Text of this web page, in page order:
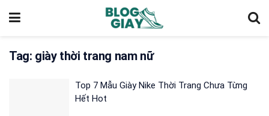
Tag: giày thời trang nam nữ
Top 7 Mẫu Giày Nike Thời Trang Chưa Từng
Hết Hot